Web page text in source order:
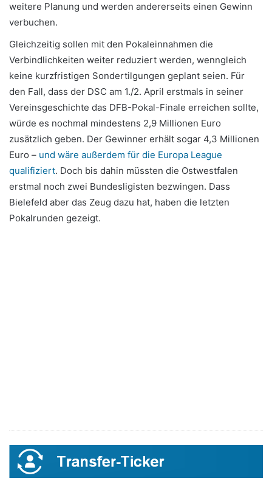
weitere Planung und werden andererseits einen Gewinn
verbuchen.
Gleichzeitig sollen mit den Pokaleinnahmen die
Verbindlichkeiten weiter reduziert werden, wenngleich
keine kurzfristigen Sondertilgungen geplant seien. Für
den Fall, dass der DSC am 1./2. April erstmals in seiner
Vereinsgeschichte das DFB-Pokal-Finale erreichen sollte,
würde es nochmal mindestens 2,9 Millionen Euro
zusätzlich geben. Der Gewinner erhält sogar 4,3 Millionen
Euro – und wäre außerdem für die Europa League
qualifiziert. Doch bis dahin müssten die Ostwestfalen
erstmal noch zwei Bundesligisten bezwingen. Dass
Bielefeld aber das Zeug dazu hat, haben die letzten
Pokalrunden gezeigt.